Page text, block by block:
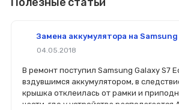
Замена аккумулятора на Samsung
04.05.2018
В ремонт поступил Samsung Galaxy S7
вздувшимся аккумулятором, в
крышка отклеилась от рамки и
части, где у устройства располагается